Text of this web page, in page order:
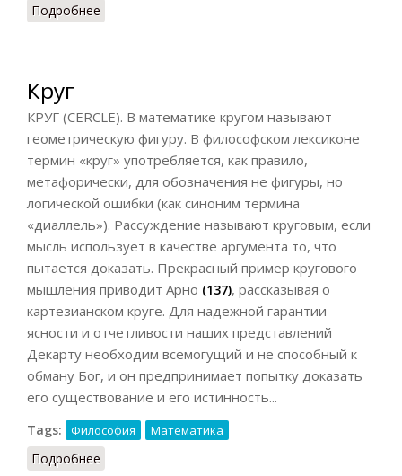
Подробнее
Круг
КРУГ (CERCLE). В математике кругом называют
геометрическую фигуру. В философском лексиконе
термин «круг» употребляется, как правило,
метафорически, для обозначения не фигуры, но
логической ошибки (как синоним термина
«диаллель»). Рассуждение называют круговым, если
мысль использует в качестве аргумента то, что
пытается доказать. Прекрасный пример кругового
мышления приводит Арно (137), рассказывая о
картезианском круге. Для надежной гарантии
ясности и отчетливости наших представлений
Декарту необходим всемогущий и не способный к
обману Бог, и он предпринимает попытку доказать
его существование и его истинность...
Tags: Философия Математика
Подробнее